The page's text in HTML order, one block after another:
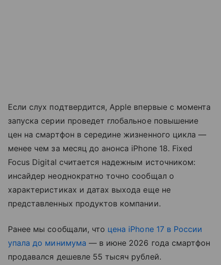
Если слух подтвердится, Apple впервые с момента
запуска серии проведет глобальное повышение
цен на смартфон в середине жизненного цикла —
менее чем за месяц до анонса iPhone 18. Fixed
Focus Digital считается надежным источником:
инсайдер неоднократно точно сообщал о
характеристиках и датах выхода еще не
представленных продуктов компании.
Ранее мы сообщали, что цена iPhone 17 в России
упала до минимума — в июне 2026 года смартфон
продавался дешевле 55 тысяч рублей.